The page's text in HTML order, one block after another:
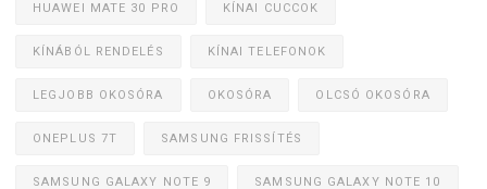
HUAWEI MATE 30 PRO KÍNAI CUCCOK
KÍNÁBÓL RENDELÉS KÍNAI TELEFONOK
LEGJOBB OKOSÓRA OKOSÓRA OLCSÓ OKOSÓRA
ONEPLUS 7T SAMSUNG FRISSÍTÉS
SAMSUNG GALAXY NOTE 9 SAMSUNG GALAXY NOTE 10